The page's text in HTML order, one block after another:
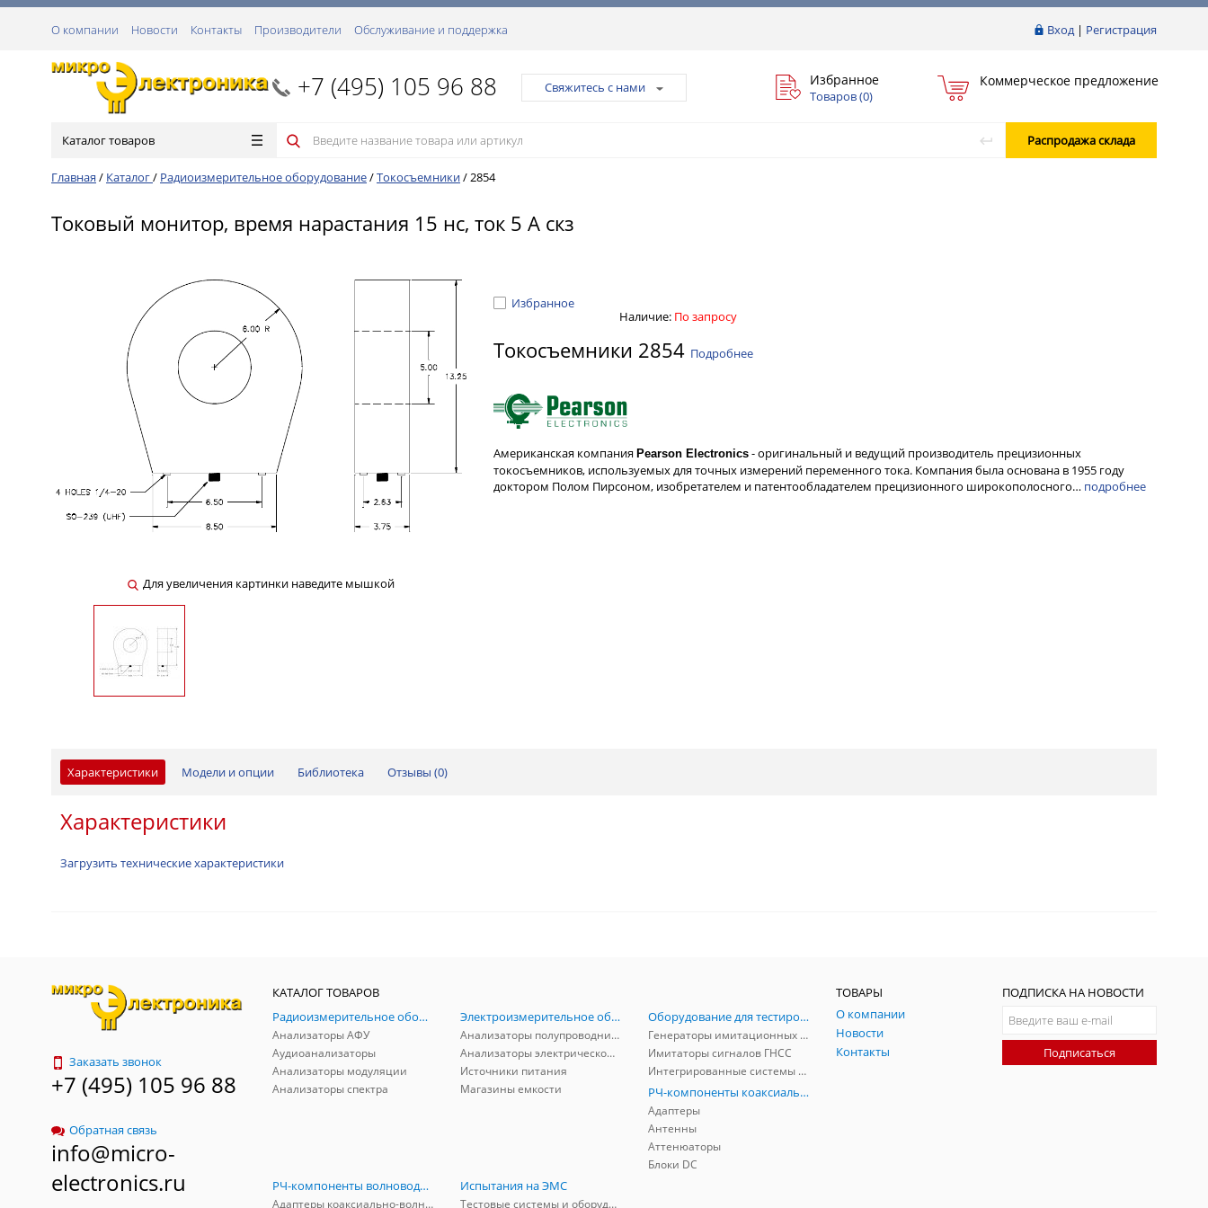
Вход| Регистрация
О компании Новости Контакты Производители Обслуживание и поддержка
+7 (495) 105 96 88 Свяжитесь с нами Избранное
Товаров (0)
Коммерческое предложение
Каталог товаров Распродажа склада
Главная / Каталог/ Радиоизмерительное оборудование/Токосъемники/2854
Токовый монитор, время нарастания 15 нс, ток 5 А скз
Для увеличения картинки наведите мышкой
Избранное
Наличие: По запросу
Токосъемники 2854 Подробнее
Американская компания Pearson Electronics - оригинальный и ведущий производитель прецизионных
токосъемников, используемых для точных измерений переменного тока. Компания была основана в 1955 году
доктором Полом Пирсоном, изобретателем и патентообладателем прецизионного широкополосного… подробнее
Характеристики Модели и опции Библиотека Отзывы (0)
Характеристики
Загрузить технические характеристики
Заказать звонок
+7 (495) 105 96 88
Обратная связь
info@micro-
electronics.ru
КАТАЛОГ ТОВАРОВ
Радиоизмерительное оборудование
Анализаторы АФУ
Аудиоанализаторы
Анализаторы модуляции
Анализаторы спектра
Электроизмерительное оборудование
Анализаторы полупроводников
Анализаторы электрической мощности
Источники питания
Магазины емкости
Оборудование для тестирования и симуляции ГНСС
Генераторы имитационных и заградительных помех
Имитаторы сигналов ГНСС
Интегрированные системы защиты от ГНСС-помех
РЧ-компоненты коаксиальные
Адаптеры
Антенны
Аттенюаторы
Блоки DC
РЧ-компоненты волноводные
Адаптеры коаксиально-волноводные
Испытания на ЭМС
Тестовые системы и оборудование
ТОВАРЫ
О компании
Новости
Контакты
ПОДПИСКА НА НОВОСТИ
Подписаться